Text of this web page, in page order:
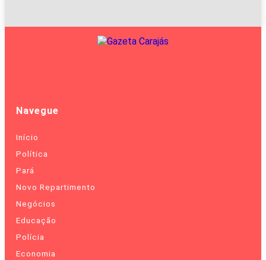
Navegue
Início
Política
Pará
Novo Repartimento
Negócios
Educação
Polícia
Economia